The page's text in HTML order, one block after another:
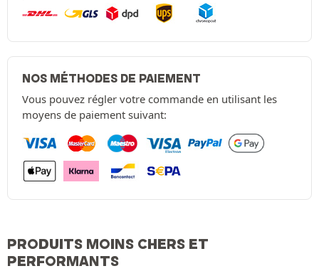
NOS MÉTHODES DE PAIEMENT
Vous pouvez régler votre commande en utilisant les
moyens de paiement suivant:
PRODUITS MOINS CHERS ET
PERFORMANTS